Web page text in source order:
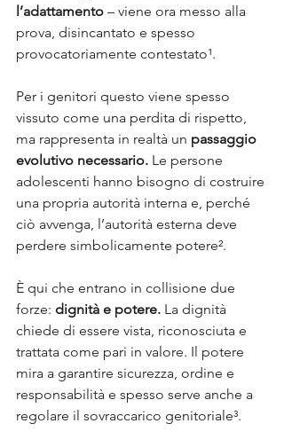
l’adattamento – viene ora messo alla
prova, disincantato e spesso
provocatoriamente contestato¹.
Per i genitori questo viene spesso
vissuto come una perdita di rispetto,
ma rappresenta in realtà un passaggio
evolutivo necessario. Le persone
adolescenti hanno bisogno di costruire
una propria autorità interna e, perché
ciò avvenga, l’autorità esterna deve
perdere simbolicamente potere².
È qui che entrano in collisione due
forze: dignità e potere. La dignità
chiede di essere vista, riconosciuta e
trattata come pari in valore. Il potere
mira a garantire sicurezza, ordine e
responsabilità e spesso serve anche a
regolare il sovraccarico genitoriale³.